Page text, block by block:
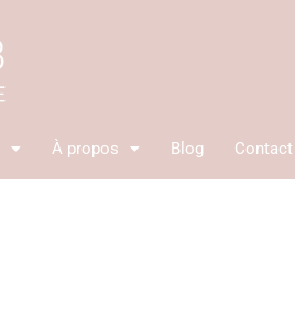
À propos Blog Contact